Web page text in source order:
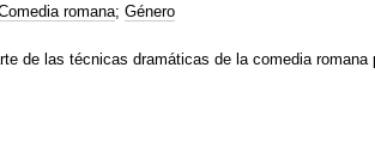
romana; Género
de las técnicas dramáticas de la comedia romana